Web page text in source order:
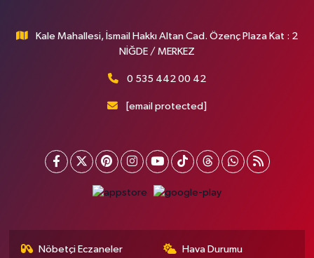
Kale Mahallesi, İsmail Hakkı Altan Cad. Özenç Plaza Kat : 2
NİĞDE / MERKEZ
0 535 442 00 42
[email protected]
Nöbetçi Eczaneler Hava Durumu